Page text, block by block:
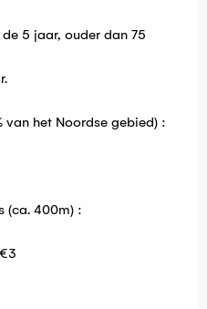
5 jaar, ouder dan 75
van het Noordse gebied) :
(ca. 400m) :